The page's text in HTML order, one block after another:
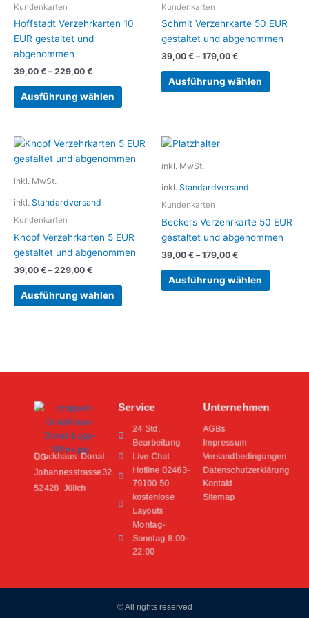
Kundenkarten
Hoffstadt Verzehrkarten 10
EUR gestaltet und
abgenommen
39,00 € –229,00 €
Ausführung wählen
Optionen
Produktseite
werden
Kundenkarten
Schmit Verzehrkarte 50 EUR
gestaltet und abgenommen
39,00 € –179,00 €
Ausführung wählen
Optionen
können
gewählt
inkl. MwSt.
inkl. Standardversand
Kundenkarten
Knopf Verzehrkarten 5 EUR
gestaltet und abgenommen
39,00 € –229,00 €
Ausführung wählen
Dieses
Produkt
Varianten
Die
Optionen
Produktseite
inkl. MwSt.
inkl. Standardversand
Kundenkarten
Beckers Verzehrkarte 50 EUR
gestaltet und abgenommen
39,00 € –179,00 €
Ausführung wählen
auf.
Die
der
Service
24 Std.
Bearbeitung
Live Chat
Hotline 02463-
79100 50
kostenlose
Layouts
Montag-
Sonntag 8:00-
22:00
Unternehmen
AGBs
Impressum
Versandbedingungen
Datenschutzerklärung
Kontakt
Sitemap
Druckhaus Donat UG
Johannesstrasse32
52428 Jülich
© All rights reserved